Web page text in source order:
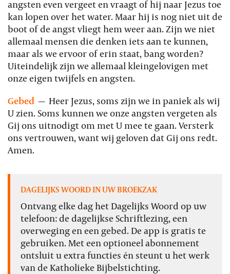
angsten even vergeet en vraagt of hij naar Jezus toe
kan lopen over het water. Maar hij is nog niet uit de
boot of de angst vliegt hem weer aan. Zijn we niet
allemaal mensen die denken iets aan te kunnen,
maar als we ervoor of erin staat, bang worden?
Uiteindelijk zijn we allemaal kleingelovigen met
onze eigen twijfels en angsten.
Gebed — Heer Jezus, soms zijn we in paniek als wij
U zien. Soms kunnen we onze angsten vergeten als
Gij ons uitnodigt om met U mee te gaan. Versterk
ons vertrouwen, want wij geloven dat Gij ons redt.
Amen.
DAGELIJKS WOORD IN UW BROEKZAK
Ontvang elke dag het Dagelijks Woord op uw
telefoon: de dagelijkse Schriftlezing, een
overweging en een gebed. De app is gratis te
gebruiken. Met een optioneel abonnement
ontsluit u extra functies én steunt u het werk
van de Katholieke Bijbelstichting.